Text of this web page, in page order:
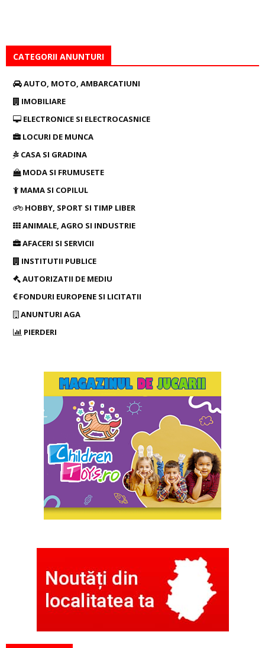
CATEGORII ANUNTURI
AUTO, MOTO, AMBARCATIUNI
IMOBILIARE
ELECTRONICE SI ELECTROCASNICE
LOCURI DE MUNCA
CASA SI GRADINA
MODA SI FRUMUSETE
MAMA SI COPILUL
HOBBY, SPORT SI TIMP LIBER
ANIMALE, AGRO SI INDUSTRIE
AFACERI SI SERVICII
INSTITUTII PUBLICE
AUTORIZATII DE MEDIU
FONDURI EUROPENE SI LICITATII
ANUNTURI AGA
PIERDERI